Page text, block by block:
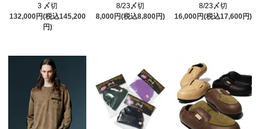
3 〆切
132,000円(税込145,200
円)
8/23〆切
8,000円(税込8,800円)
8/23〆切
16,000円(税込17,600円)